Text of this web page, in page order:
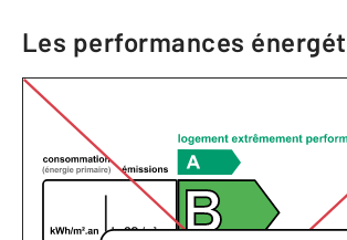
Les performances